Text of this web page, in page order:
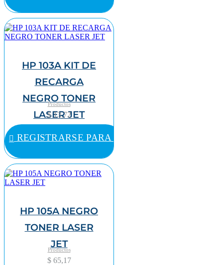
HP 103A KIT DE
RECARGA
NEGRO TONER
LASER JET
Productos
$ 13,72
REGISTRARSE PARA COMPRAR
HP 105A NEGRO
TONER LASER
JET
Productos
$ 65,17